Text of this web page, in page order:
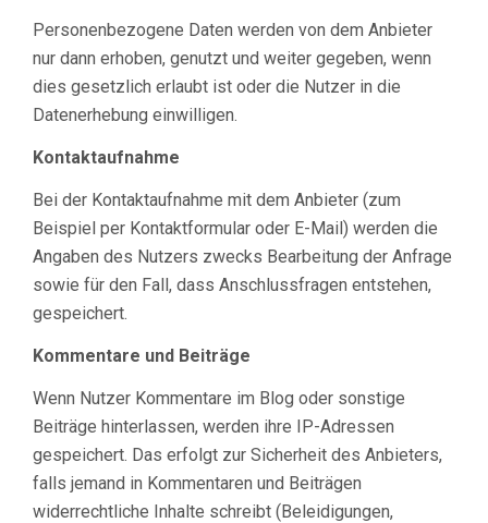
Personenbezogene Daten werden von dem Anbieter
nur dann erhoben, genutzt und weiter gegeben, wenn
dies gesetzlich erlaubt ist oder die Nutzer in die
Datenerhebung einwilligen.
Kontaktaufnahme
Bei der Kontaktaufnahme mit dem Anbieter (zum
Beispiel per Kontaktformular oder E-Mail) werden die
Angaben des Nutzers zwecks Bearbeitung der Anfrage
sowie für den Fall, dass Anschlussfragen entstehen,
gespeichert.
Kommentare und Beiträge
Wenn Nutzer Kommentare im Blog oder sonstige
Beiträge hinterlassen, werden ihre IP-Adressen
gespeichert. Das erfolgt zur Sicherheit des Anbieters,
falls jemand in Kommentaren und Beiträgen
widerrechtliche Inhalte schreibt (Beleidigungen,